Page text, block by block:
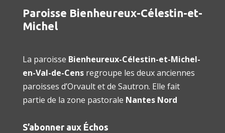
Paroisse Bienheureux-Célestin-et-
Michel
La paroisse Bienheureux-Célestin-et-Michel-
en-Val-de-Censregroupe les deux anciennes
paroisses d’Orvault et de Sautron. Elle fait
partie de la zone pastorale Nantes Nord
S’abonner aux Échos